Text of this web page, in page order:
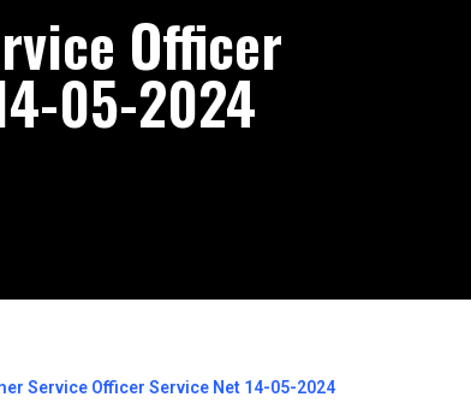
Officer
05-2024
Service Officer Service Net 14-05-2024